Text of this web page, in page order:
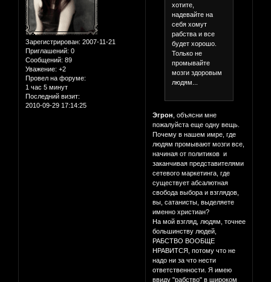
Зарегистрирован: 2007-11-21
Приглашений: 0
Сообщений: 89
Уважение: +2
Провел на форуме:
1 час 5 минут
Последний визит:
2010-09-29 17:14:25
хотите,
надевайте на
себя хомут
рабства и все
будет хорошо.
Только не
промывайте
мозги здоровым
людям...
Эгрон , объясни мне
пожалуйста еще одну вещь.
Почему в нашем имре, где
людям промывают мозги все,
начиная от политиков и
заканчивая представителями
сетевого маркетинга, где
существует абсалютная
свобода выбора и взглядов,
вы, сатанисты, выделяете
именно христиан?
На мой взгляд, людям, точнее
большинству людей,
РАБСТВО ВООБЩЕ
НРАВИТСЯ, потому что не
надо ни за что нести
ответственности. Я имею
ввиду "рабство" в широком